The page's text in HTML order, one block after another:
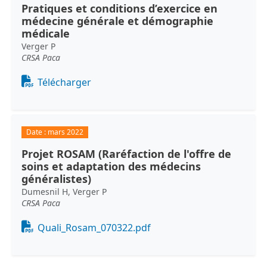
Pratiques et conditions d’exercice en
médecine générale et démographie
médicale
Verger P
CRSA Paca
Document
Télécharger
Date : mars 2022
Projet ROSAM (Raréfaction de l'offre de
soins et adaptation des médecins
généralistes)
Dumesnil H, Verger P
CRSA Paca
Document
Quali_Rosam_070322.pdf